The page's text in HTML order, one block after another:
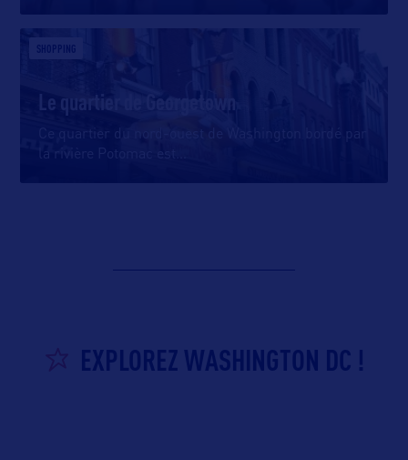
SHOPPING
Le quartier de Georgetown
Ce quartier du nord-ouest de Washington bordé par
la rivière Potomac est
EXPLOREZ WASHINGTON DC !